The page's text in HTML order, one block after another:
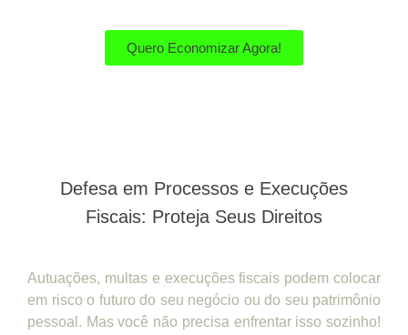
Quero Economizar Agora!
Defesa em Processos e Execuções
Fiscais: Proteja Seus Direitos
Autuações, multas e execuções fiscais podem colocar
em risco o futuro do seu negócio ou do seu patrimônio
pessoal. Mas você não precisa enfrentar isso sozinho!